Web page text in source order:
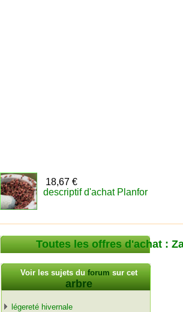
18,67 €
descriptif d'achat Planfor
Toutes les offres d'achat :
Voir les sujets du forum sur cet
arbre
légereté hivernale